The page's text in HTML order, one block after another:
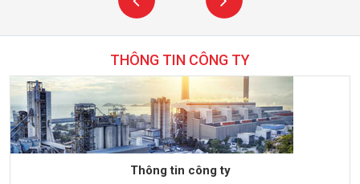
THÔNG TIN CÔNG TY
Thông tin công ty